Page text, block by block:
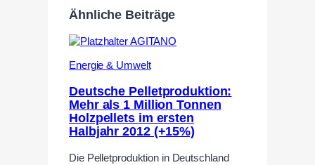
Ähnliche Beiträge
Energie & Umwelt
Deutsche Pelletproduktion:
Mehr als 1 Million Tonnen
Holzpellets im ersten
Halbjahr 2012 (+15%)
Die Pelletproduktion in Deutschland